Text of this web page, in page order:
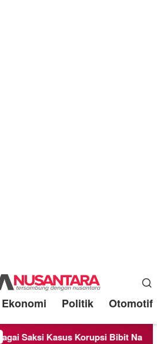
Ekonomi Politik Otomotif
Kasus Korupsi Bibit Nanas Sulsel